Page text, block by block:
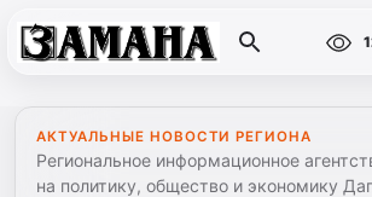
АКТУАЛЬНЫЕ НОВОСТИ РЕГИОНА
Региональное информационное
на политику, общество и экономику